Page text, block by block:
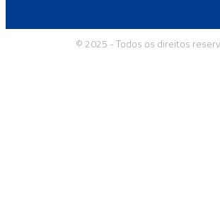
© 2025 - Todos os direitos